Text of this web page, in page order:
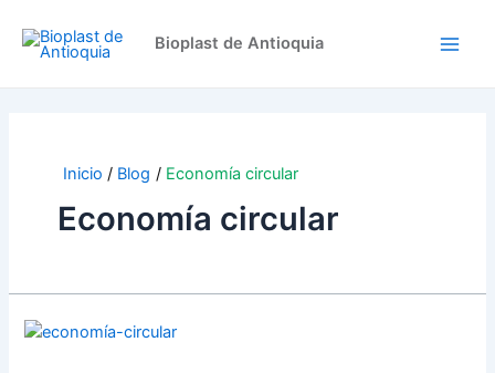
contenido
Bioplast de Antioquia
Inicio Blog Economía circular
Economía circular
El